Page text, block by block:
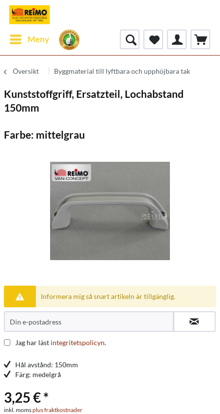
Meny
Översikt Byggmaterial till lyftbara och upphöjbara tak
Kunststoffgriff, Ersatzteil, Lochabstand
150mm
Farbe: mittelgrau
Informera mig så snart artikeln är tillgänglig.
Jag har läst integritetspolicyn.
Hål avstånd: 150mm
Färg: medelgrå
3,25 € *
inkl. momsplus fraktkostnader